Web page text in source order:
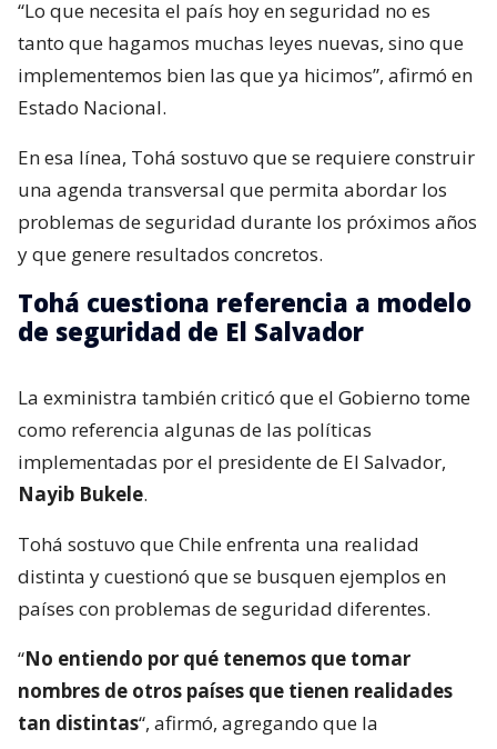
“Lo que necesita el país hoy en seguridad no es
tanto que hagamos muchas leyes nuevas, sino que
implementemos bien las que ya hicimos”, afirmó en
Estado Nacional.
En esa línea, Tohá sostuvo que se requiere construir
una agenda transversal que permita abordar los
problemas de seguridad durante los próximos años
y que genere resultados concretos.
Tohá cuestiona referencia a modelo
de seguridad de El Salvador
La exministra también criticó que el Gobierno tome
como referencia algunas de las políticas
implementadas por el presidente de El Salvador,
Nayib Bukele.
Tohá sostuvo que Chile enfrenta una realidad
distinta y cuestionó que se busquen ejemplos en
países con problemas de seguridad diferentes.
“No entiendo por qué tenemos que tomar
nombres de otros países que tienen realidades
tan distintas“, afirmó, agregando que la